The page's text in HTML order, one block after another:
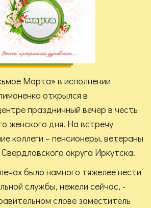
Марта» в исполнении
открылся в
праздничный вечер в честь
женского дня. На встречу
коллеги – пенсионеры, ветераны
округа Иркутска.
было намного тяжелее нести
службы, нежели сейчас, -
слове заместитель